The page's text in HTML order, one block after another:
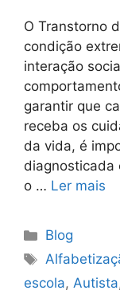
O Transtorno
condição
interação
garantir que
receba os
da vida, é
diagnosticada
o … Ler mais
Blog
escola, Autista